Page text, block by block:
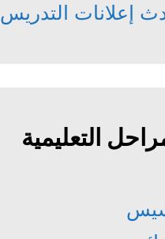
إعلانات التدريس
التعليمية